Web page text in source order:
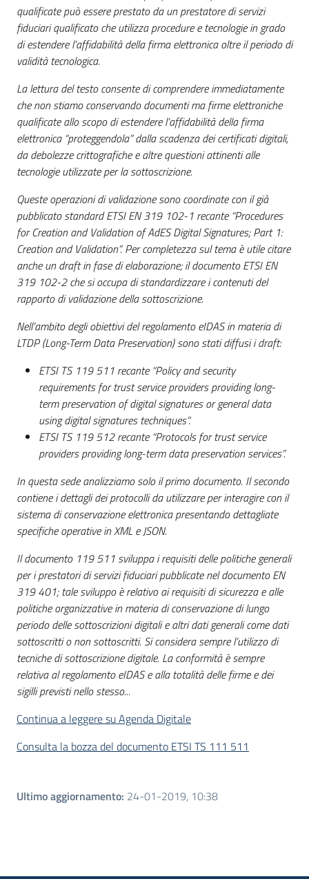
qualificate può essere prestato da un prestatore di servizi
fiduciari qualificato che utilizza procedure e tecnologie in grado
di estendere l’affidabilità della firma elettronica oltre il periodo di
validità tecnologica.
La lettura del testo consente di comprendere immediatamente
che non stiamo conservando documenti ma firme elettroniche
qualificate allo scopo di estendere l’affidabilità della firma
elettronica “proteggendola” dalla scadenza dei certificati digitali,
da debolezze crittografiche e altre questioni attinenti alle
tecnologie utilizzate per la sottoscrizione.
Queste operazioni di validazione sono coordinate con il già
pubblicato standard ETSI EN 319 102-1 recante “Procedures
for Creation and Validation of AdES Digital Signatures; Part 1:
Creation and Validation”. Per completezza sul tema è utile citare
anche un draft in fase di elaborazione; il documento ETSI EN
319 102-2 che si occupa di standardizzare i contenuti del
rapporto di validazione della sottoscrizione.
Nell’ambito degli obiettivi del regolamento eIDAS in materia di
LTDP (Long-Term Data Preservation) sono stati diffusi i draft:
ETSI TS 119 511 recante “Policy and security
requirements for trust service providers providing long-
term preservation of digital signatures or general data
using digital signatures techniques”.
ETSI TS 119 512 recante “Protocols for trust service
providers providing long-term data preservation services”.
In questa sede analizziamo solo il primo documento. Il secondo
contiene i dettagli dei protocolli da utilizzare per interagire con il
sistema di conservazione elettronica presentando dettagliate
specifiche operative in XML e JSON.
Il documento 119 511 sviluppa i requisiti delle politiche generali
per i prestatori di servizi fiduciari pubblicate nel documento EN
319 401; tale sviluppo è relativo ai requisiti di sicurezza e alle
politiche organizzative in materia di conservazione di lungo
periodo delle sottoscrizioni digitali e altri dati generali come dati
sottoscritti o non sottoscritti. Si considera sempre l’utilizzo di
tecniche di sottoscrizione digitale. La conformità è sempre
relativa al regolamento eIDAS e alla totalità delle firme e dei
sigilli previsti nello stesso...
Continua a leggere su Agenda Digitale
Consulta la bozza del documento ETSI TS 111 511
Ultimo aggiornamento: 24-01-2019, 10:38